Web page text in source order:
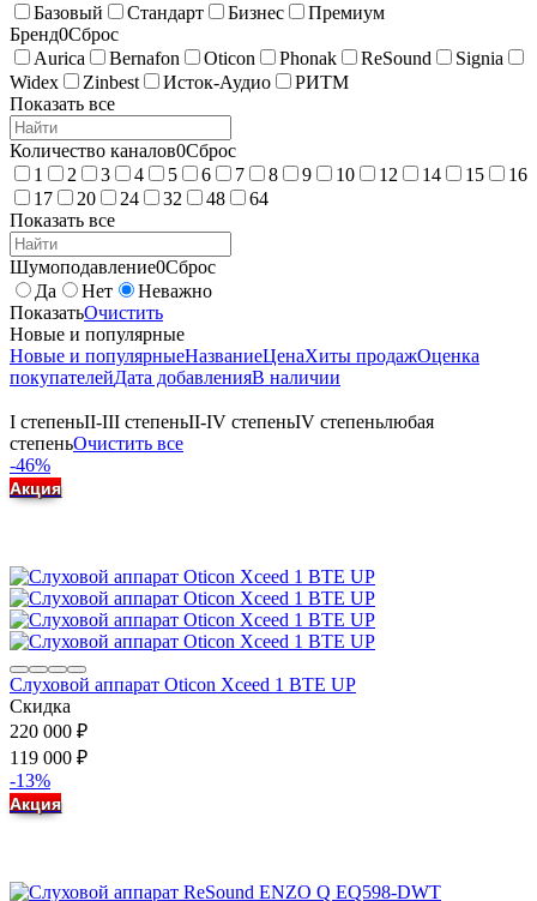
Базовый
Стандарт Бизнес
Премиум
Бренд0Сброс
Aurica
Bernafon Oticon Phonak ReSound
Signia
Widex
Zinbest Исток-Аудио
РИТМ
Показать все
Количество каналов0Сброс
1
2 3 4 5 6 7 8 9 10 12 14 15
16
17
20 24 32 48
64
Показать все
Шумоподавление0Сброс
Да
Нет
Неважно
ПоказатьОчистить
Новые и популярные
Новые и популярныеНазваниеЦенаХиты продажОценка
покупателейДата добавленияВ наличии
I степеньII-III степеньII-IV степеньIV степеньлюбая
степеньОчистить все
-46%
Акция
Слуховой аппарат Oticon Xceed 1 BTE UP
Скидка
220 000 ₽
119 000 ₽
-13%
Акция